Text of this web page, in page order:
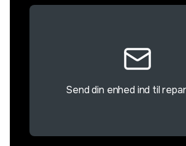
Send din enhed ind til